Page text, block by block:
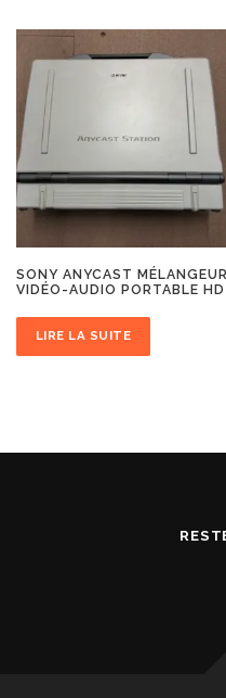
SONY ANYCAST MÉLANGEUR
VIDÉO-AUDIO PORTABLE HD
LIRE LA SUITE